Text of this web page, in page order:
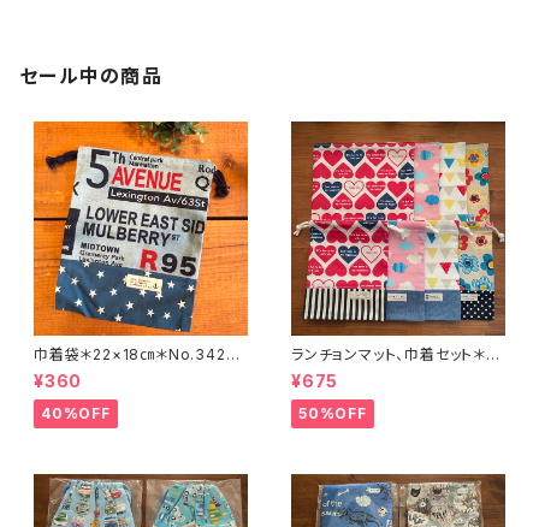
セール中の商品
巾着袋＊22×18㎝＊No.3426
＊74
¥360
40%OFF
ランチョンマット、巾着セット＊3
5×48㎝＊No.5663＊95.96.9
7
¥675
50%OFF